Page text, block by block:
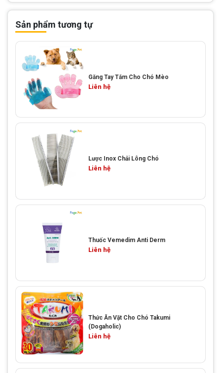
Sản phẩm tương tự
Găng Tay Tắm Cho Chó Mèo
Liên hệ
Lược Inox Chải Lông Chó
Liên hệ
Thuốc Vemedim Anti Derm
Liên hệ
Thức Ăn Vặt Cho Chó Takumi
(Dogaholic)
Liên hệ